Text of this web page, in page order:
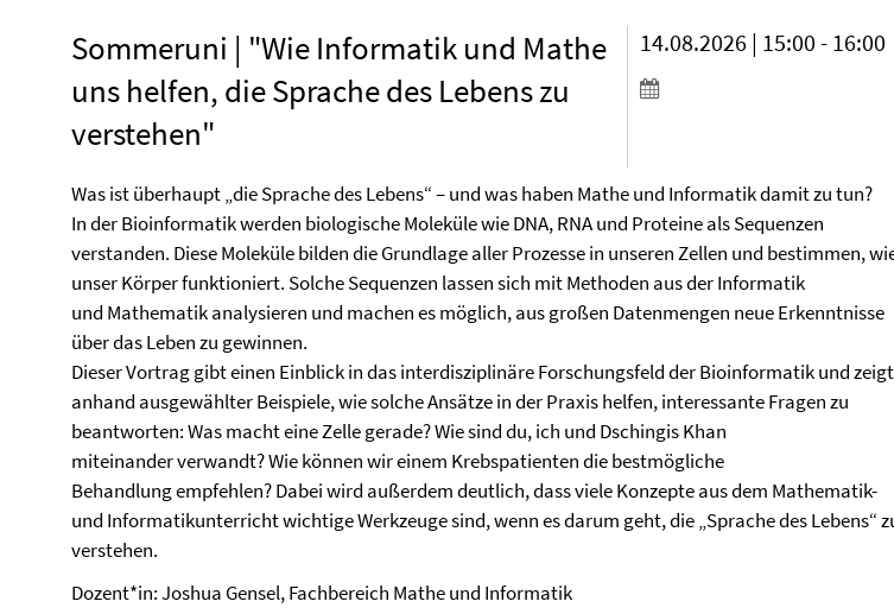
Sommeruni | "Wie Informatik und Mathe
uns helfen, die Sprache des Lebens zu
verstehen"
14.08.2026 | 15:00 - 16:00
Was ist überhaupt „die Sprache des Lebens“ – und was haben Mathe und Informatik damit zu tun?
In der Bioinformatik werden biologische Moleküle wie DNA, RNA und Proteine als Sequenzen
verstanden. Diese Moleküle bilden die Grundlage aller Prozesse in unseren Zellen und bestimmen,
unser Körper funktioniert. Solche Sequenzen lassen sich mit Methoden aus der Informatik
und Mathematik analysieren und machen es möglich, aus großen Datenmengen neue Erkenntnisse
über das Leben zu gewinnen.
Dieser Vortrag gibt einen Einblick in das interdisziplinäre Forschungsfeld der Bioinformatik und zeigt
anhand ausgewählter Beispiele, wie solche Ansätze in der Praxis helfen, interessante Fragen zu
beantworten: Was macht eine Zelle gerade? Wie sind du, ich und Dschingis Khan
miteinander verwandt? Wie können wir einem Krebspatienten die bestmögliche
Behandlung empfehlen? Dabei wird außerdem deutlich, dass viele Konzepte aus dem Mathematik-
und Informatikunterricht wichtige Werkzeuge sind, wenn es darum geht, die „Sprache des Lebens“
verstehen.
Dozent*in: Joshua Gensel, Fachbereich Mathe und Informatik